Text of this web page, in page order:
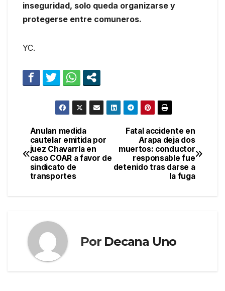
inseguridad, solo queda organizarse y
protegerse entre comuneros.
YC.
Navegación
de
entradas
Fatal accidente en
Arapa deja dos
muertos: conductor
responsable fue
detenido tras darse a
la fuga
Anulan medida
cautelar emitida por
juez Chavarría en
caso COAR a favor de
sindicato de
transportes
Por Decana Uno